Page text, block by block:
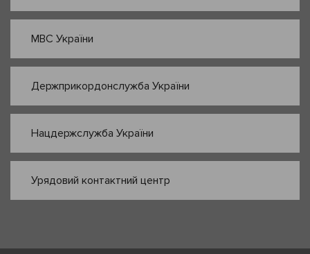
МВС України
Держприкордонслужба України
Нацдержслужба України
Урядовий контактний центр